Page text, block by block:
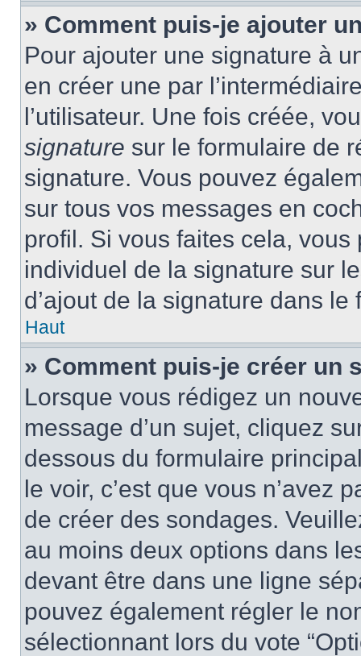
» Comment puis-je ajouter
Pour ajouter une signature à
en créer une par
l’utilisateur. Une fois créée,
signature sur le formulaire de
signature. Vous pouvez
sur tous vos messages en
profil. Si vous faites cela, vous
individuel de la signature sur
d’ajout de la signature dans
Haut
» Comment puis-je créer un
Lorsque vous rédigez un
message d’un sujet, cliquez
dessous du formulaire
le voir, c’est que vous n’avez
de créer des sondages.
au moins deux options dans
devant être dans une ligne
pouvez également régler le
sélectionnant lors du vote